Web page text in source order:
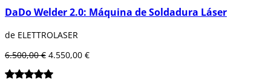
DaDo Welder 2.0: Máquina de Soldadura Láser
de ELETTROLASER
6.500,00 € 4.550,00 €